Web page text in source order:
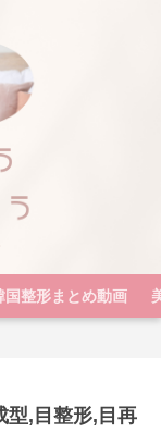
国整形まとめ動画
型,目整形,目再